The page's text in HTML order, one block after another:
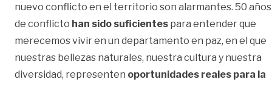
nuevo conflicto en el territorio son alarmantes. 50 años
de conflicto han sido suficientes para entender que
merecemos vivir en un departamento en paz, en el que
nuestras bellezas naturales, nuestra cultura y nuestra
diversidad, representen oportunidades reales para la